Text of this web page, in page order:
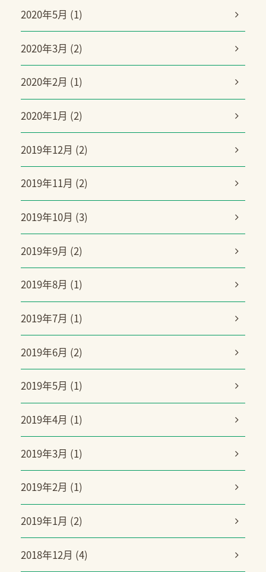
2020年5月 (1)
2020年3月 (2)
2020年2月 (1)
2020年1月 (2)
2019年12月 (2)
2019年11月 (2)
2019年10月 (3)
2019年9月 (2)
2019年8月 (1)
2019年7月 (1)
2019年6月 (2)
2019年5月 (1)
2019年4月 (1)
2019年3月 (1)
2019年2月 (1)
2019年1月 (2)
2018年12月 (4)